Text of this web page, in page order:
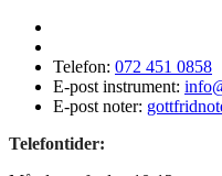
Telefon: 072 451 0858
E-post instrument:
E-post noter:
Telefontider: